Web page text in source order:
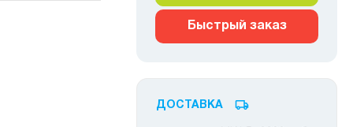
Быстрый заказ
ДОСТАВКА